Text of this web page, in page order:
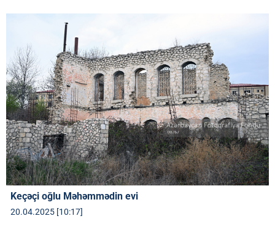
Keçəçi oğlu Məhəmmədin evi
20.04.2025 [10:17]